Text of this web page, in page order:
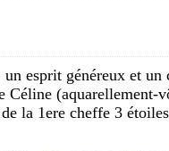
un esprit généreux et
Céline (aquarellement-
la 1ere cheffe 3